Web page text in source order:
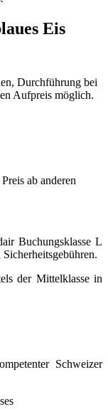
Eis
Durchführung bei
Aufpreis möglich.
ab anderen
Buchungsklasse L
der Mittelklasse in
Schweizer